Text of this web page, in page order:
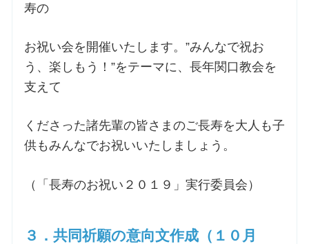
寿の
お祝い会を開催いたします。”みんなで祝お
う、楽しもう！”をテーマに、長年関口教会を
支えて
くださった諸先輩の皆さまのご長寿を大人も子
供もみんなでお祝いいたしましょう。
（「長寿のお祝い２０１９」実行委員会）
３．共同祈願の意向文作成（１０月